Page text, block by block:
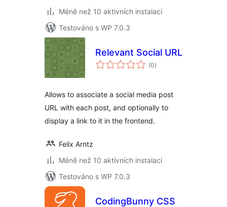
Méně než 10 aktivních instalací
Testováno s WP 7.0.3
Relevant Social URL
(0celkové
hodnocení
)
Allows to associate a social media post
URL with each post, and optionally to
display a link to it in the frontend.
Felix Arntz
Méně než 10 aktivních instalací
Testováno s WP 7.0.3
CodingBunny CSS